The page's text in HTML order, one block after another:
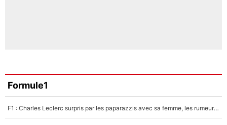
Formule1
F1 : Charles Leclerc surpris par les paparazzis avec sa femme, les rumeurs étaient vraies !